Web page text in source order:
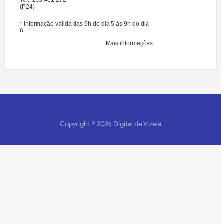
Copyright ©2026 Digital de Vizela